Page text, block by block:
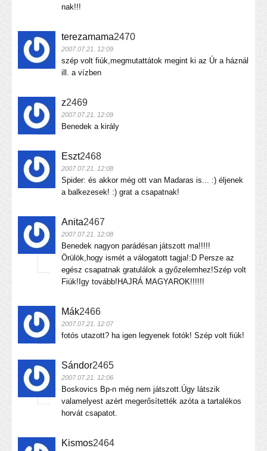
nak!!!
terezamama2470
2007.07.21. 12:09
szép volt fiúk,megmutattátok megint ki az Úr a háznál
ill. a vízben
z2469
2007.07.21. 12:09
Benedek a király
Eszt2468
2007.07.21. 12:08
Spider: és akkor még ott van Madaras is... :) éljenek
a balkezesek! :) grat a csapatnak!
Anita2467
2007.07.21. 12:08
Benedek nagyon parádésan játszott ma!!!!!
Örülök,hogy ismét a válogatott tagja!:D Persze az
egész csapatnak gratulálok a győzelemhez!Szép volt
Fiúk!Igy tovább!HAJRÁ MAGYAROK!!!!!!
Mák2466
2007.07.21. 12:07
fotós utazott? ha igen legyenek fotók! Szép volt fiúk!
Sándor2465
2007.07.21. 12:06
Boskovics Bp-n még nem játszott.Úgy látszik
valamelyest azért megerősítették azóta a tartalékos
horvát csapatot.
Kismos2464